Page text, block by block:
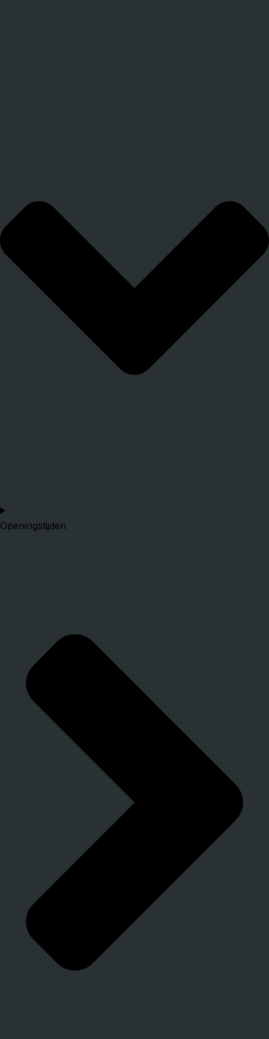
Openingstijden